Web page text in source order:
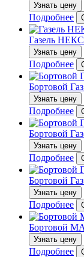
Узнать цену
Подробнее
Газель
Узнать цену
Подробнее
Бортовой
Узнать цену
Подробнее
Бортовой
Узнать цену
Подробнее
Бортовой
Узнать цену
Подробнее
Бортовой
Узнать цену
Подробнее